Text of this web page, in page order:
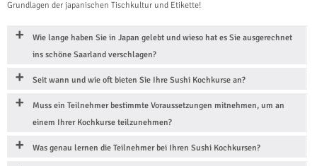
Grundlagen der japanischen Tischkultur und Etikette!
Wie lange haben Sie in Japan gelebt und wieso hat es Sie ausgerechnet
ins schöne Saarland verschlagen?
Seit wann und wie oft bieten Sie Ihre Sushi Kochkurse an?
Muss ein Teilnehmer bestimmte Voraussetzungen mitnehmen, um an
einem Ihrer Kochkurse teilzunehmen?
Was genau lernen die Teilnehmer bei Ihren Sushi Kochkursen?